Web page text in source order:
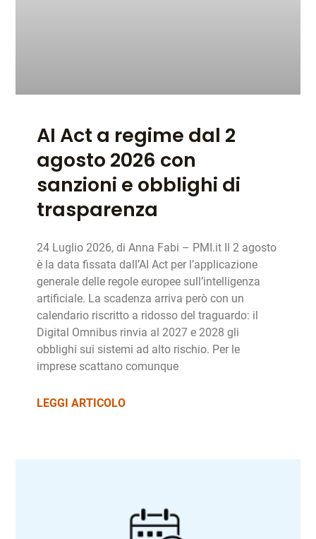
AI Act a regime dal 2
agosto 2026 con
sanzioni e obblighi di
trasparenza
24 Luglio 2026, di Anna Fabi – PMI.it Il 2 agosto
è la data fissata dall’AI Act per l’applicazione
generale delle regole europee sull’intelligenza
artificiale. La scadenza arriva però con un
calendario riscritto a ridosso del traguardo: il
Digital Omnibus rinvia al 2027 e 2028 gli
obblighi sui sistemi ad alto rischio. Per le
imprese scattano comunque
LEGGI ARTICOLO